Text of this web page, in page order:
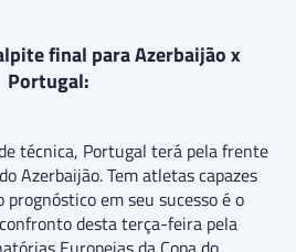
final para Azerbaijão x
Portugal:
técnica, Portugal terá pela frente
Azerbaijão. Tem atletas capazes
prognóstico em seu sucesso é o
desta terça-feira pela